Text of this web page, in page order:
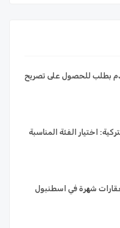
بطلب للحصول على تصريح
اختيار الفئة المناسبة
شهرة في اسطنبول